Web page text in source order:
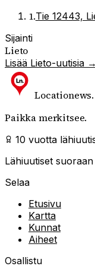
1.Tie 12443,
Sijainti
Lieto
Lisää Lieto-uutisia →
Locationews.
Paikka merkitsee.
10 vuotta
Lähiuutiset
Selaa
Etusivu
Kartta
Kunnat
Aiheet
Osallistu